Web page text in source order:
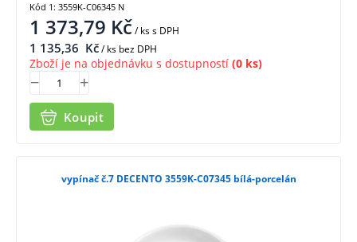
1 373,79 Kč/ kss DPH
1 135,36 Kč/ ks bez DPH
Zboží je na objednávku s dostupností (0 ks)
Koupit
Kód 1: 3559K-C06345 N
vypínač č.7 DECENTO 3559K-C07345 bílá-porcelán